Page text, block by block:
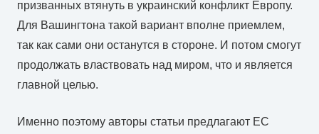
призванных втянуть в украинский конфликт Европу.
Для Вашингтона такой вариант вполне приемлем,
так как сами они останутся в стороне. И потом смогут
продолжать властвовать над миром, что и является
главной целью.
Именно поэтому авторы статьи предлагают ЕС